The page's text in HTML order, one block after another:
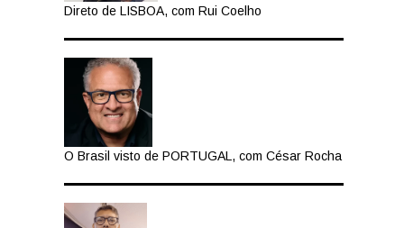
Direto de LISBOA, com Rui Coelho
O Brasil visto de PORTUGAL, com César Rocha